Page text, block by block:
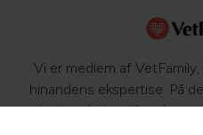
Vi er medlem af
hinandens ekspertise. På
bedste behandling. Læs